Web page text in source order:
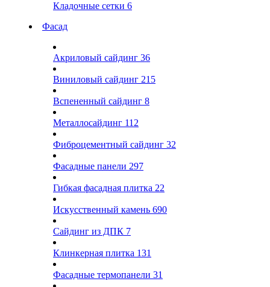
Кладочные сетки 6
Фасад
Акриловый сайдинг 36
Виниловый сайдинг 215
Вспененный сайдинг 8
Металлосайдинг 112
Фиброцементный сайдинг 32
Фасадные панели 297
Гибкая фасадная плитка 22
Искусственный камень 690
Сайдинг из ДПК 7
Клинкерная плитка 131
Фасадные термопанели 31